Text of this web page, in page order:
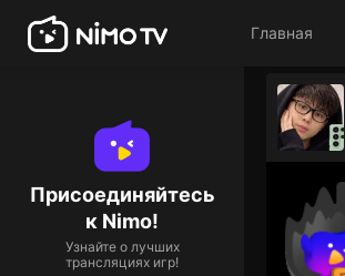
Главная
Присоединяйтесь
к Nimo!
Узнайте о лучших
трансляциях игр!